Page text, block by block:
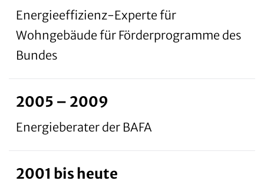
Energieeffizienz-Experte für
Wohngebäude für Förderprogramme des
Bundes
2005 – 2009
Energieberater der BAFA
2001 bis heute